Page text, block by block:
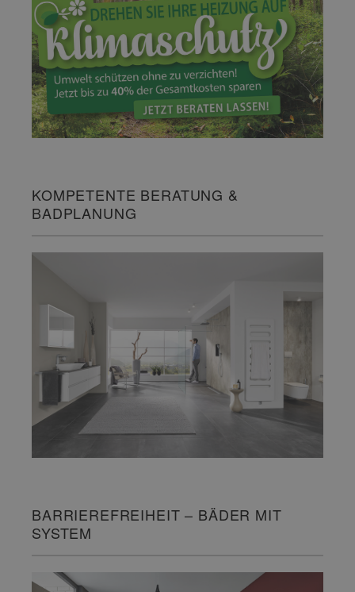
KOMPETENTE BERATUNG &
BADPLANUNG
BARRIEREFREIHEIT – BÄDER MIT
SYSTEM